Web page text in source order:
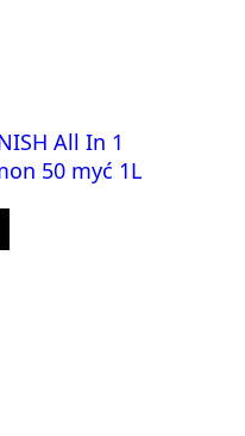
All In 1
50 myć 1L